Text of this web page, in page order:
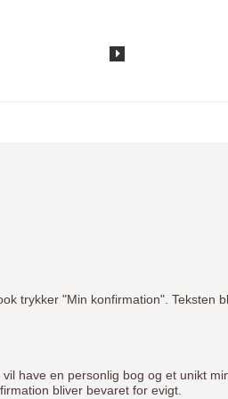
trykker "Min konfirmation".
have en personlig bog og et unikt
bliver bevaret for evigt.